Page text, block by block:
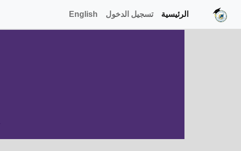
الرئيسية تسجيل الدخول English